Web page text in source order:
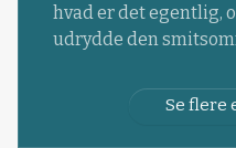
hvad er det egentlig,
udrydde den
Se flere